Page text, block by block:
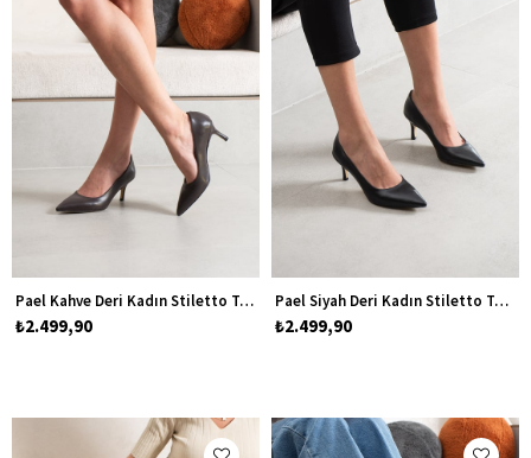
Pael Kahve Deri Kadın Stiletto Topuklu Ayakkabı
₺2.499,90
Pael Siyah Deri Kadın Stiletto Topuklu Ayakkabı
₺2.499,90